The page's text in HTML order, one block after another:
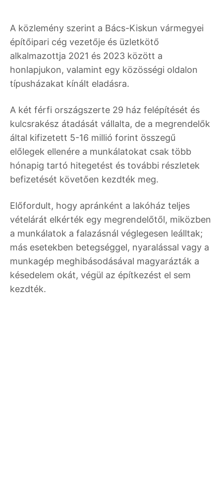
A közlemény szerint a Bács-Kiskun vármegyei
építőipari cég vezetője és üzletkötő
alkalmazottja 2021 és 2023 között a
honlapjukon, valamint egy közösségi oldalon
típusházakat kínált eladásra.
A két férfi országszerte 29 ház felépítését és
kulcsrakész átadását vállalta, de a megrendelők
által kifizetett 5-16 millió forint összegű
előlegek ellenére a munkálatokat csak több
hónapig tartó hitegetést és további részletek
befizetését követően kezdték meg.
Előfordult, hogy apránként a lakóház teljes
vételárát elkérték egy megrendelőtől, miközben
a munkálatok a falazásnál véglegesen leálltak;
más esetekben betegséggel, nyaralással vagy a
munkagép meghibásodásával magyarázták a
késedelem okát, végül az építkezést el sem
kezdték.